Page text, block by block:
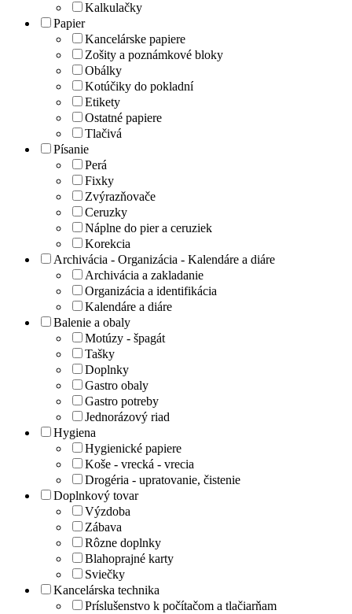
Kalkulačky
Papier
Kancelárske papiere
Zošity a poznámkové bloky
Obálky
Kotúčiky do pokladní
Etikety
Ostatné papiere
Tlačivá
Písanie
Perá
Fixky
Zvýrazňovače
Ceruzky
Náplne do pier a ceruziek
Korekcia
Archivácia - Organizácia - Kalendáre a diáre
Archivácia a zakladanie
Organizácia a identifikácia
Kalendáre a diáre
Balenie a obaly
Motúzy - špagát
Tašky
Doplnky
Gastro obaly
Gastro potreby
Jednorázový riad
Hygiena
Hygienické papiere
Koše - vrecká - vrecia
Drogéria - upratovanie, čistenie
Doplnkový tovar
Výzdoba
Zábava
Rôzne doplnky
Blahoprajné karty
Sviečky
Kancelárska technika
Príslušenstvo k počítačom a tlačiarňam